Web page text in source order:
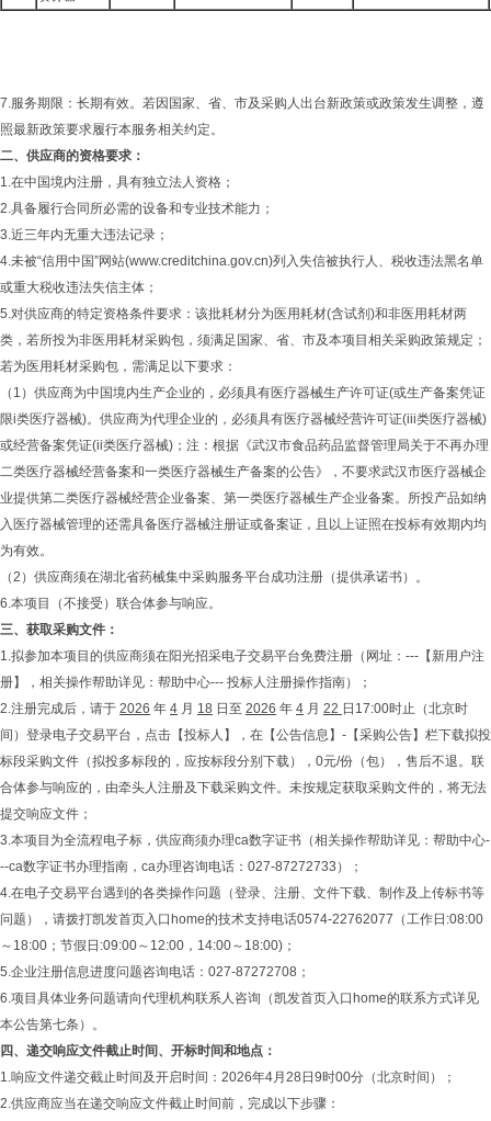
7.服务期限：长期有效。若因国家、省、市及采购人出台新政策或政策发生调整，遵
照最新政策要求履行本服务相关约定。
二、 供应商的资格要求：
1.在中国境内注册，具有独立法人资格；
2.具备履行合同所必需的设备和专业技术能力；
3.近三年内无重大违法记录；
4.未被“信用中国”网站(www.creditchina.gov.cn)列入失信被执行人、税收违法黑名单
或重大税收违法失信主体；
5.对供应商的特定资格条件要求：该批耗材分为医用耗材(含试剂)和非医用耗材两
类，若所投为非医用耗材采购包，须满足国家、省、市及本项目相关采购政策规定；
若为医用耗材采购包，需满足以下要求：
（1）供应商为中国境内生产企业的，必须具有医疗器械生产许可证(或生产备案凭证
限i类医疗器械)。供应商为代理企业的，必须具有医疗器械经营许可证(iii类医疗器械)
或经营备案凭证(ii类医疗器械)；注：根据《武汉市食品药品监督管理局关于不再办理
二类医疗器械经营备案和一类医疗器械生产备案的公告》，不要求武汉市医疗器械企
业提供第二类医疗器械经营企业备案、第一类医疗器械生产企业备案。所投产品如纳
入医疗器械管理的还需具备医疗器械注册证或备案证，且以上证照在投标有效期内均
为有效。
（2）供应商须在湖北省药械集中采购服务平台成功注册（提供承诺书）。
6.本项目（不接受）联合体参与响应。
三、 获取采购文件 ：
1.拟参加本项目的供应商须在阳光招采电子交易平台免费注册（网址：---【新用户注
册】，相关操作帮助详见：帮助中心--- 投标人注册操作指南）；
2.注册完成后，请于 2026 年 4 月 18 日至 2026 年 4 月 22 日17:00时止（北京时
间）登录电子交易平台，点击【投标人】，在【公告信息】-【采购公告】栏下载拟投
标段采购文件（拟投多标段的，应按标段分别下载），0元/份（包），售后不退。联
合体参与响应的，由牵头人注册及下载采购文件。未按规定获取采购文件的，将无法
提交响应文件；
3.本项目为全流程电子标，供应商须办理ca数字证书（相关操作帮助详见：帮助中心-
--ca数字证书办理指南，ca办理咨询电话：027-87272733）；
4.在电子交易平台遇到的各类操作问题（登录、注册、文件下载、制作及上传标书等
问题），请拨打凯发首页入口home的技术支持电话0574-22762077（工作日:08:00
～18:00；节假日:09:00～12:00，14:00～18:00)；
5.企业注册信息进度问题咨询电话：027-87272708；
6.项目具体业务问题请向代理机构联系人咨询（凯发首页入口home的联系方式详见
本公告第七条）。
四、 递交响应文件截止时间、开标时间和地点：
1.响应文件递交截止时间及开启时间：2026年4月28日9时00分（北京时间）；
2.供应商应当在递交响应文件截止时间前，完成以下步骤：